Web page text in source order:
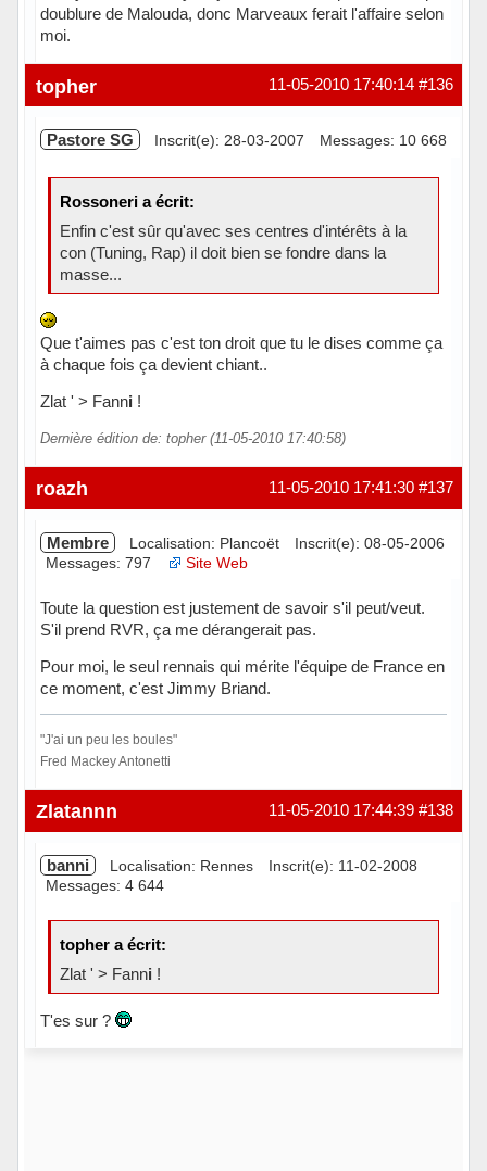
doublure de Malouda, donc Marveaux ferait l'affaire selon
moi.
Hors ligne #136
11-05-2010 17:40:14
topher
Pastore SG Inscrit(e): 28-03-2007 Messages: 10 668
Rossoneri a écrit:
Enfin c'est sûr qu'avec ses centres d'intérêts à la
con (Tuning, Rap) il doit bien se fondre dans la
masse...
Que t'aimes pas c'est ton droit que tu le dises comme ça
à chaque fois ça devient chiant..
Zlat ' > Fanni !
Dernière édition de: topher (11-05-2010 17:40:58)
Hors ligne #137
11-05-2010 17:41:30
roazh
Membre Localisation: Plancoët
Inscrit(e): 08-05-2006
Messages: 797
Site Web
Toute la question est justement de savoir s'il peut/veut.
S'il prend RVR, ça me dérangerait pas.
Pour moi, le seul rennais qui mérite l'équipe de France en
ce moment, c'est Jimmy Briand.
"J'ai un peu les boules"
Fred Mackey Antonetti
Hors ligne #138
11-05-2010 17:44:39
Zlatannn
banni Localisation: Rennes
Inscrit(e): 11-02-2008
Messages: 4 644
topher a écrit:
Zlat ' > Fanni !
T'es sur ?